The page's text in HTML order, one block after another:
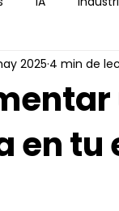
en tu
2025 4 min de